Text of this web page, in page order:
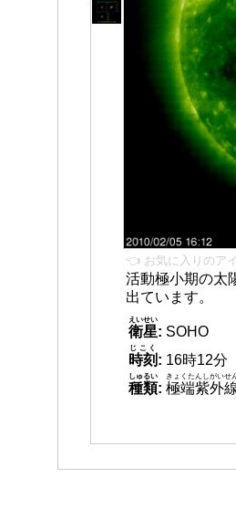
👈 お気に入りのア
活動極小期の太
出ています。
衛星
えいせい
: SOHO
時刻
じこく
: 16時12分
種類
しゅるい
: 極端紫外
きょくたんしがいせ